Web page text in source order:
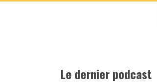
Le dernier podcast